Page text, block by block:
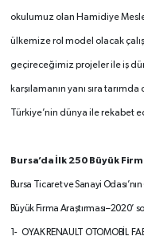
okulumuz olan Hamidiye
ülkemize rol model olacak
geçireceğimiz projeler ile iş
karşılamanın yanı sıra
Türkiye’nin dünya ile rekabet
Bursa’da İlk 250 Büyük
Bursa Ticaret ve Sanayi
Büyük Firma Araştırması–2020’
1- OYAK RENAULT OTOMOBİL